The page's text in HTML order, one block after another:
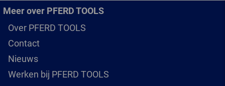
Meer over PFERD TOOLS
Over PFERD TOOLS
Contact
Nieuws
Werken bij PFERD TOOLS